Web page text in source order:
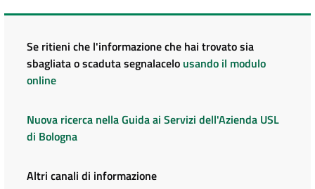
Se ritieni che l'informazione che hai trovato sia
sbagliata o scaduta segnalacelo usando il modulo
online
Nuova ricerca nella Guida ai Servizi dell'Azienda USL
di Bologna
Altri canali di informazione